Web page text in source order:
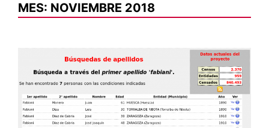
MES: NOVIEMBRE 2018